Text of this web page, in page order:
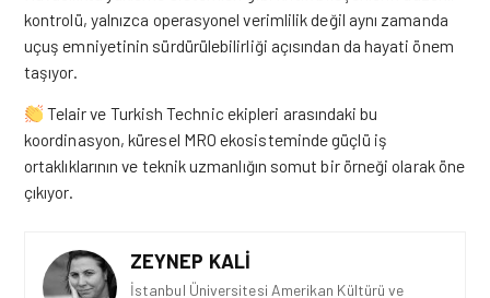
kontrolü, yalnızca operasyonel verimlilik değil aynı zamanda
uçuş emniyetinin sürdürülebilirliği açısından da hayati önem
taşıyor.
Telair ve Turkish Technic ekipleri arasındaki bu
koordinasyon, küresel MRO ekosisteminde güçlü iş
ortaklıklarının ve teknik uzmanlığın somut bir örneği olarak öne
çıkıyor.
ZEYNEP KALI
İstanbul Üniversitesi Amerikan Kültürü ve